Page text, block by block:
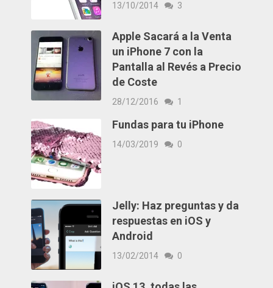
13/10/2014 3
Apple Sacará a la Venta
un iPhone 7 con la
Pantalla al Revés a Precio
de Coste
28/12/2016 1
Fundas para tu iPhone
14/03/2019 0
Jelly: Haz preguntas y da
respuestas en iOS y
Android
13/02/2014 0